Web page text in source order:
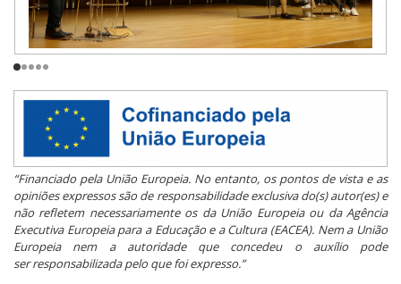
“Financiado pela União Europeia. No entanto, os pontos de vista e as
opiniões expressos são de responsabilidade exclusiva do(s) autor(es) e
não refletem necessariamente os da União Europeia ou da Agência
Executiva Europeia para a Educação e a Cultura (EACEA). Nem a União
Europeia nem a autoridade que concedeu o auxílio pode
ser responsabilizada pelo que foi expresso.”